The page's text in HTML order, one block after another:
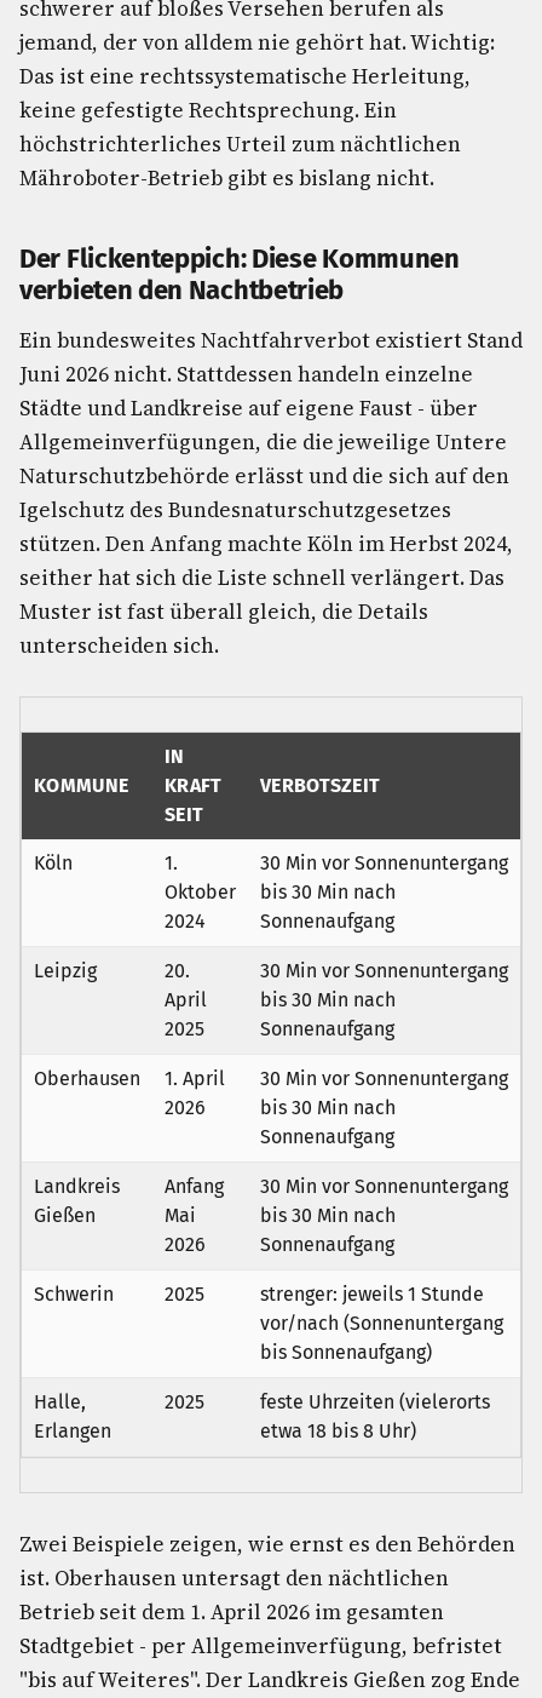
schwerer auf bloßes Versehen berufen als
jemand, der von alldem nie gehört hat. Wichtig:
Das ist eine rechtssystematische Herleitung,
keine gefestigte Rechtsprechung. Ein
höchstrichterliches Urteil zum nächtlichen
Mähroboter-Betrieb gibt es bislang nicht.
Der Flickenteppich: Diese Kommunen
verbieten den Nachtbetrieb
Ein bundesweites Nachtfahrverbot existiert Stand
Juni 2026 nicht. Stattdessen handeln einzelne
Städte und Landkreise auf eigene Faust - über
Allgemeinverfügungen, die die jeweilige Untere
Naturschutzbehörde erlässt und die sich auf den
Igelschutz des Bundesnaturschutzgesetzes
stützen. Den Anfang machte Köln im Herbst 2024,
seither hat sich die Liste schnell verlängert. Das
Muster ist fast überall gleich, die Details
unterscheiden sich.
KOMMUNE
IN
KRAFT
SEIT
VERBOTSZEIT
Köln
1.
Oktober
2024
30 Min vor Sonnenuntergang
bis 30 Min nach
Sonnenaufgang
Leipzig
20.
April
2025
30 Min vor Sonnenuntergang
bis 30 Min nach
Sonnenaufgang
Oberhausen
1. April
2026
30 Min vor Sonnenuntergang
bis 30 Min nach
Sonnenaufgang
Landkreis
Gießen
Anfang
Mai
2026
30 Min vor Sonnenuntergang
bis 30 Min nach
Sonnenaufgang
Schwerin 2025
strenger: jeweils 1 Stunde
vor/nach (Sonnenuntergang
bis Sonnenaufgang)
Halle,
Erlangen
2025
feste Uhrzeiten (vielerorts
etwa 18 bis 8 Uhr)
Zwei Beispiele zeigen, wie ernst es den Behörden
ist. Oberhausen untersagt den nächtlichen
Betrieb seit dem 1. April 2026 im gesamten
Stadtgebiet - per Allgemeinverfügung, befristet
"bis auf Weiteres". Der Landkreis Gießen zog Ende